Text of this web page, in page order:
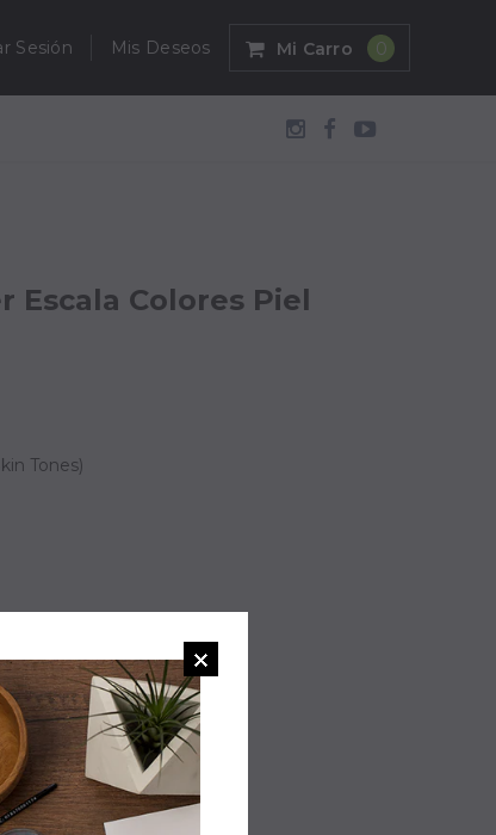
Mi Carro 0
Sesión Mis Deseos
Escala Colores Piel
Tones)